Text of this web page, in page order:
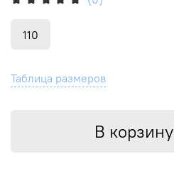
Таблица размеров
В корзину
110